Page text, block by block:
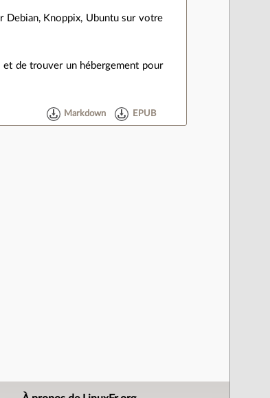
Debian, Knoppix, Ubuntu sur votre
de trouver un hébergement pour
Markdown EPUB